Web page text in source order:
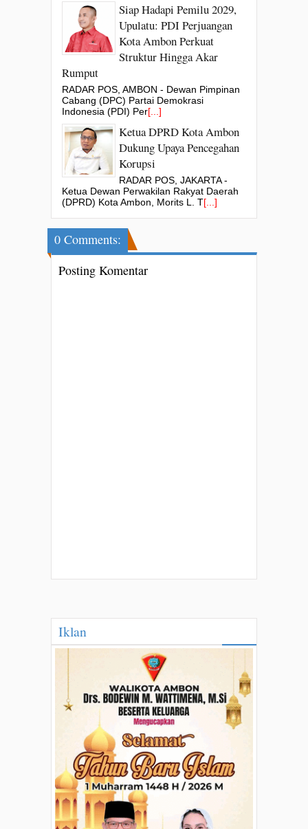
Siap Hadapi Pemilu 2029,
Upulatu: PDI Perjuangan
Kota Ambon Perkuat
Struktur Hingga Akar
Rumput
RADAR POS, AMBON - Dewan Pimpinan
Cabang (DPC) Partai Demokrasi
Indonesia (PDI) Per[...]
Ketua DPRD Kota Ambon
Dukung Upaya Pencegahan
Korupsi
RADAR POS, JAKARTA -
Ketua Dewan Perwakilan Rakyat Daerah
(DPRD) Kota Ambon, Morits L. T[...]
0 Comments:
Posting Komentar
Iklan